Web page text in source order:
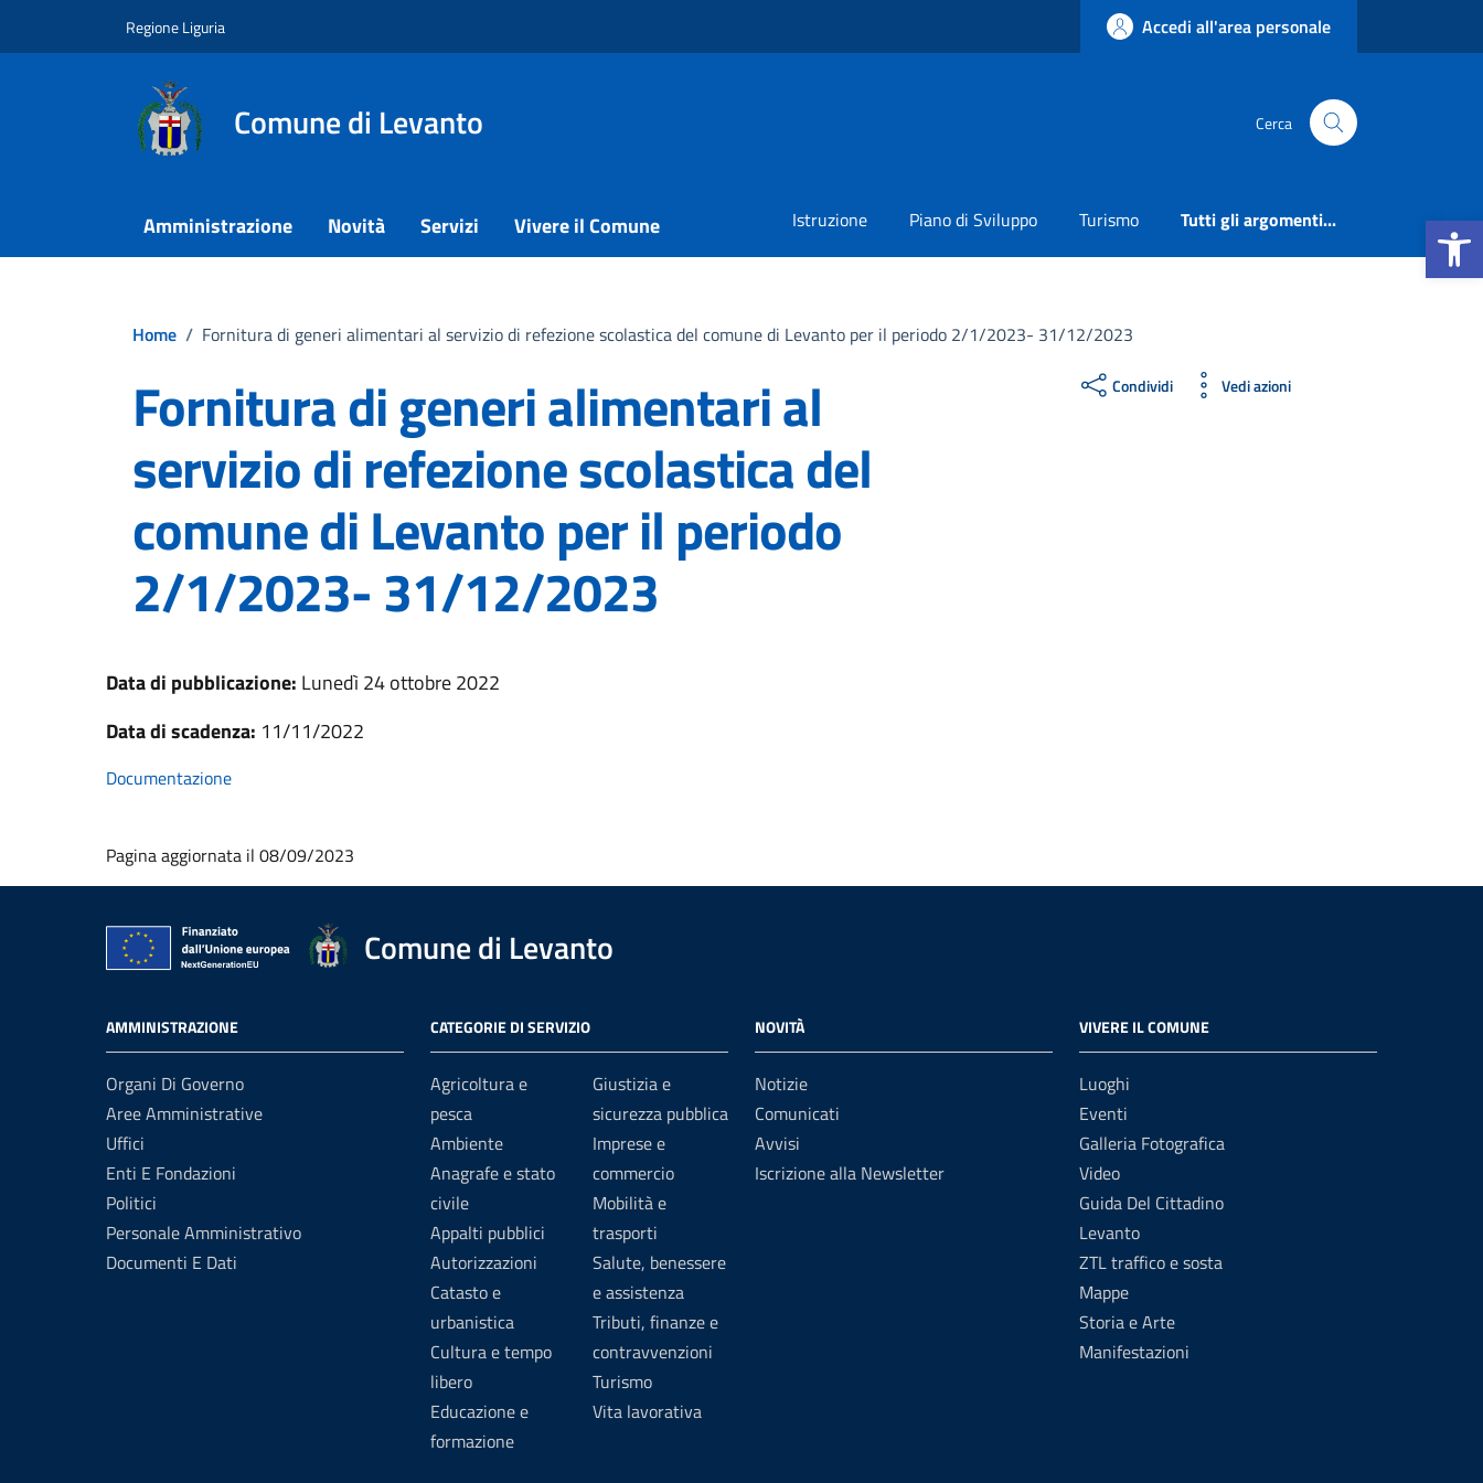
Apri la
Regione Liguria Accedi all'area personale
Comune di Levanto Cerca
Amministrazione Novità Servizi Vivere il Comune Istruzione Piano di Sviluppo Turismo Tutti gli argomenti...
Home / Fornitura di generi alimentari al servizio di refezione scolastica del comune di Levanto per il periodo 2/1/2023- 31/12/2023
Fornitura di generi alimentari al
servizio di refezione scolastica del
comune di Levanto per il periodo
2/1/2023- 31/12/2023
Condividi Vedi azioni
Data di pubblicazione: Lunedì 24 ottobre 2022
Data di scadenza: 11/11/2022
Documentazione
Pagina aggiornata il 08/09/2023
Comune di Levanto
AMMINISTRAZIONE
Organi Di Governo
Aree Amministrative
Uffici
Enti E Fondazioni
Politici
Personale Amministrativo
Documenti E Dati
CATEGORIE DI SERVIZIO
Agricoltura e
pesca
Ambiente
Anagrafe e stato
civile
Appalti pubblici
Autorizzazioni
Catasto e
urbanistica
Cultura e tempo
libero
Educazione e
formazione
Giustizia e
sicurezza pubblica
Imprese e
commercio
Mobilità e
trasporti
Salute, benessere
e assistenza
Tributi, finanze e
contravvenzioni
Turismo
Vita lavorativa
NOVITÀ
Notizie
Comunicati
Avvisi
Iscrizione alla Newsletter
VIVERE IL COMUNE
Luoghi
Eventi
Galleria Fotografica
Video
Guida Del Cittadino
Levanto
ZTL traffico e sosta
Mappe
Storia e Arte
Manifestazioni